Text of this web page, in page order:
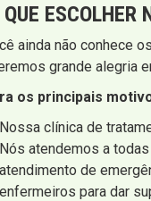
QUE
ainda não conhece
grande alegria
os principais
Nossa clínica de
Nós atendemos a
atendimento de
enfermeiros para dar